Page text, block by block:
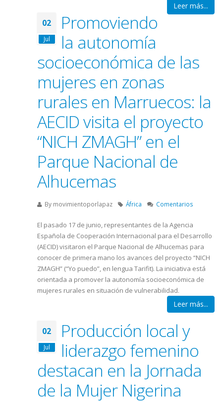
Leer más...
02
Jul
Promoviendo
la autonomía
socioeconómica de las
mujeres en zonas
rurales en Marruecos: la
AECID visita el proyecto
“NICH ZMAGH” en el
Parque Nacional de
Alhucemas
By movimientoporlapaz África Comentarios
El pasado 17 de junio, representantes de la Agencia
Española de Cooperación Internacional para el Desarrollo
(AECID) visitaron el Parque Nacional de Alhucemas para
conocer de primera mano los avances del proyecto “NICH
ZMAGH” (“Yo puedo”, en lengua Tarifit). La iniciativa está
orientada a promover la autonomía socioeconómica de
mujeres rurales en situación de vulnerabilidad.
Leer más...
02
Jul
Producción local y
liderazgo femenino
destacan en la Jornada
de la Mujer Nigerina